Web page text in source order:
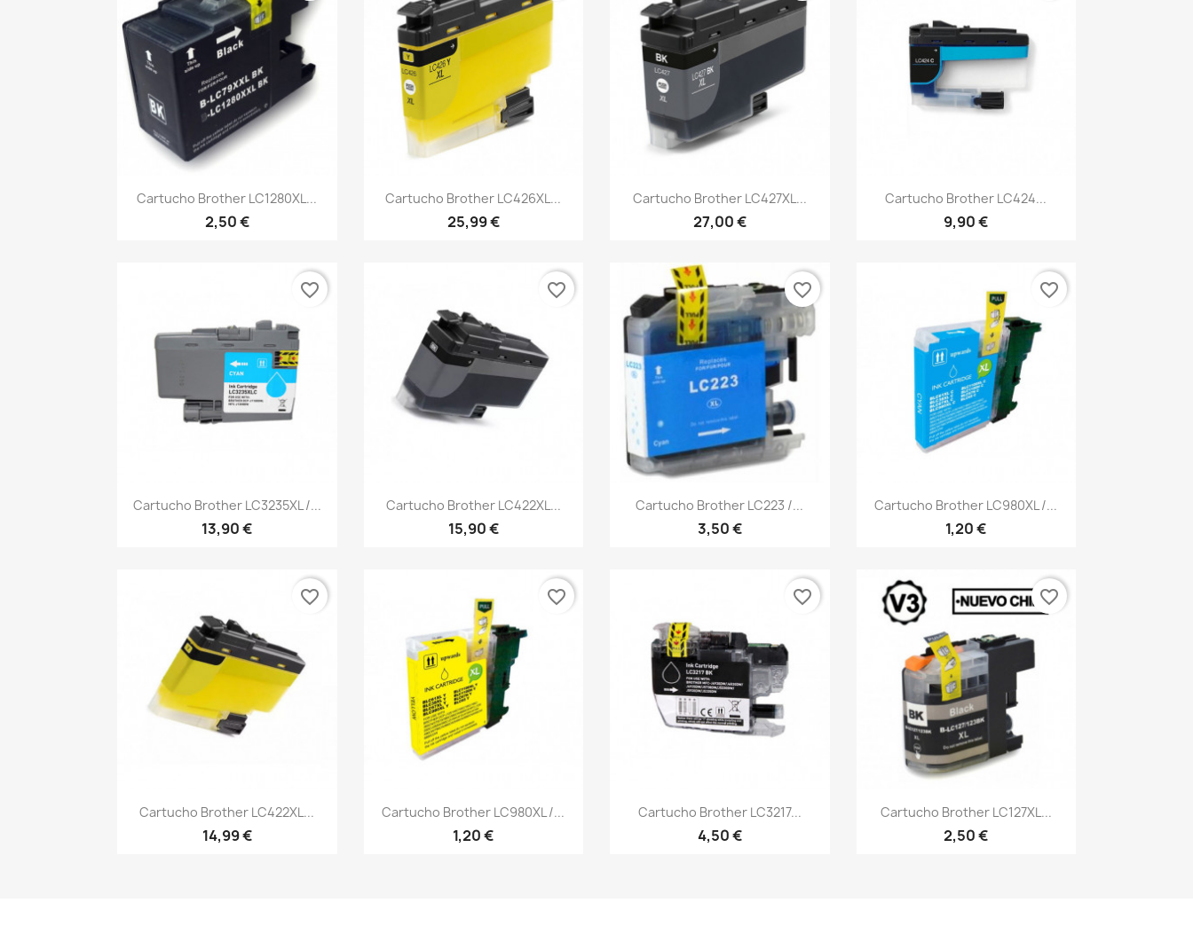
 Vista rápida
Cartucho Brother LC1280XL...
2,50 €
Vista rápida
Cartucho Brother LC426XL...
25,99 €
Vista rápida
Cartucho Brother LC427XL...
27,00 €
Vista rápida
Cartucho Brother LC424...
9,90 €
Vista rápida
Cartucho Brother LC3235XL /...
13,90 €
favorite_border
Vista rápida
Cartucho Brother LC422XL...
15,90 €
favorite_border
Vista rápida
Cartucho Brother LC223 /...
3,50 €
favorite_border
 Vista rápida
Cartucho Brother LC980XL /...
1,20 €
favorite_border
Vista rápida
Cartucho Brother LC422XL...
14,99 €
favorite_border
 Vista rápida
Cartucho Brother LC980XL /...
1,20 €
favorite_border
Vista rápida
Cartucho Brother LC3217...
4,50 €
favorite_border
Vista rápida
Cartucho Brother LC127XL...
2,50 €
favorite_border